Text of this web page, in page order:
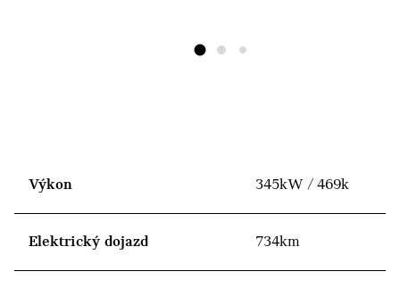
Výkon 345kW / 469k
Elektrický dojazd 734km